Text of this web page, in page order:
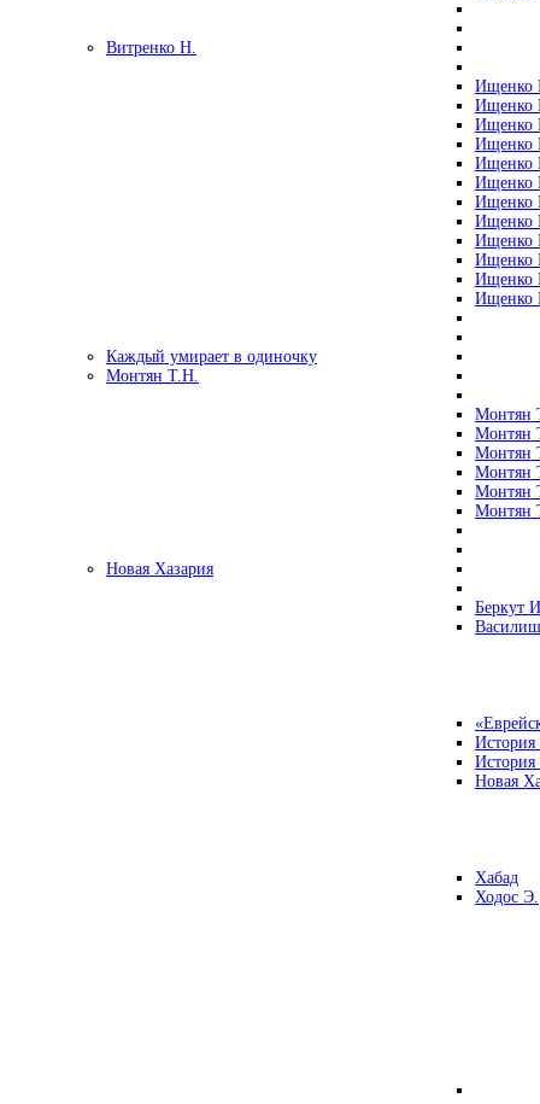
Витренко Н.
Ищенко
Ищенко
Ищенко
Ищенко
Ищенко
Ищенко
Ищенко
Ищенко
Ищенко
Ищенко
Ищенко
Ищенко
Каждый умирает в одиночку
Монтян Т.Н.
Монтян
Монтян
Монтян
Монтян
Монтян
Монтян
Новая Хазария
Беркут
Новая
Хабад
Ходос Э.